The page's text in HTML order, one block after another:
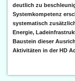
deutlich zu
Systemkompetenz
systematisch
Energie,
Baustein dieser
Aktivitäten in der HD